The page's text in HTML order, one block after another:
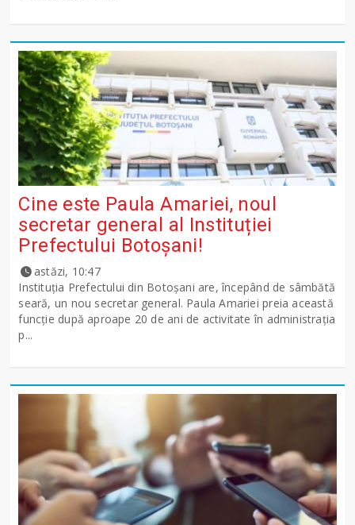
Cine este Paula Amariei, noul
secretar general al Instituției
Prefectului Botoșani!
astăzi, 10:47
Instituția Prefectului din Botoșani are, începând de sâmbătă
seară, un nou secretar general. Paula Amariei preia această
funcție după aproape 20 de ani de activitate în administrația
p...